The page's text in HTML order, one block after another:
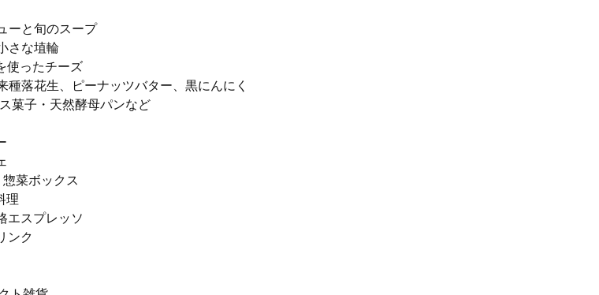
ーと旬のスープ
さな埴輪
使ったチーズ
落花生、ピーナッツバター、黒にんにく
菓子・天然酵母パンなど
菜ボックス
理
エスプレッソ
ンク